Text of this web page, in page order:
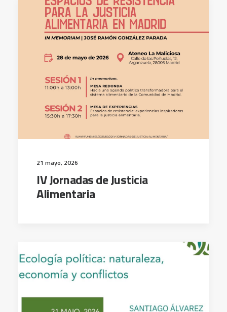
21 mayo, 2026
IV Jornadas de Justicia
Alimentaria